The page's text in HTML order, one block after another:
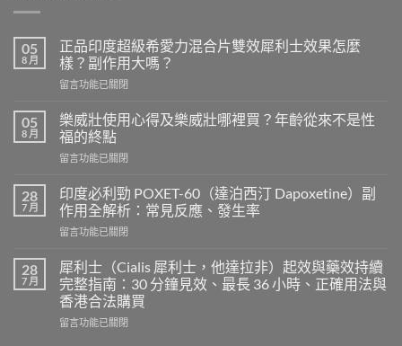
05
8 月
正品印度超級希愛力混合片雙效犀利士效果怎麼
樣？副作用大嗎？
在
品
印
度
超
希
愛
力
混
片
雙
效
犀
利
留言功能已關閉
05
8 月
樂威壯使用心得及樂威壯哪裡買？年齡從來不是性
福的終點
在
威
壯
使
用
得
及
樂
威
壯
留言功能已關閉
28
7 月
印度必利勁 POXET-60（達泊西汀 Dapoxetine）副
作用全解析：常見反應、發生率
在
度
必
利
勁
POXET-
留言功能已關閉
28
7 月
犀利士（Cialis 犀利士，他達拉非）起效與藥效持續
完整指南：30 分鐘見效、最長 36 小時、正確用法與
香港合法購買
在
留言功能已關閉